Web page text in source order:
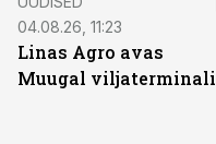
04.08.26, 11:23
Linas Agro avas
Muugal viljaterminali